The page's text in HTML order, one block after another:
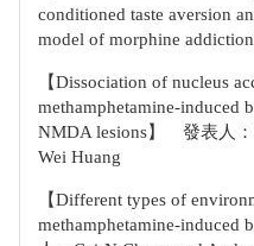
conditioned taste aversion
model of morphine
【Dissociation of nucleus
methamphetamine-induced
NMDA lesions】 發表人：
Wei Huang
【Different types of
methamphetamine-